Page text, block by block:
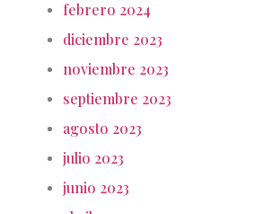
febrero 2024
diciembre 2023
noviembre 2023
septiembre 2023
agosto 2023
julio 2023
junio 2023